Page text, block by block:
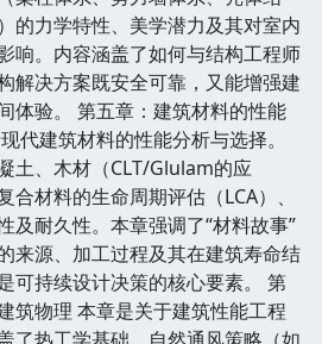
的力学特性、美学潜力及其对室内
响。内容涵盖了如何与结构工程师
解决方案既安全可靠，又能增强建
体验。 第五章：建筑材料的性能
代建筑材料的性能分析与选择。
土、木材（CLT/Glulam的应
合材料的生命周期评估（LCA）、
及耐久性。本章强调了“材料故事”
源、加工过程及其在建筑寿命结
可持续设计决策的核心要素。 第
筑物理 本章是关于建筑性能工程